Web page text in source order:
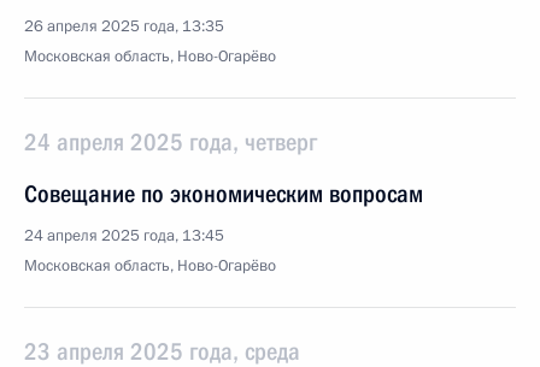
26 апреля 2025 года, 13:35
Московская область, Ново-Огарёво
24 апреля 2025 года, четверг
Совещание по экономическим вопросам
24 апреля 2025 года, 13:45
Московская область, Ново-Огарёво
23 апреля 2025 года, среда